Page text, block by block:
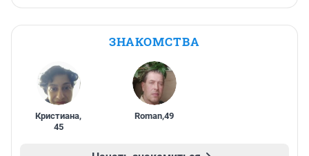
ЗНАКОМСТВА
Кристиана,
45
Roman,49